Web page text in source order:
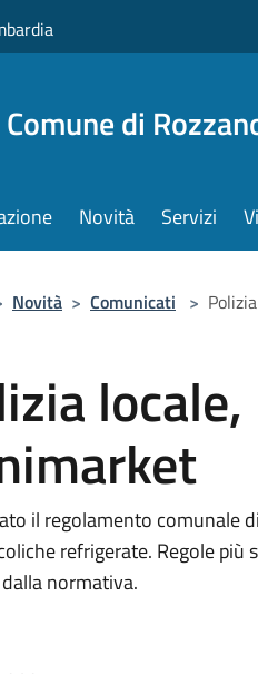
Comune di
Novità Servizi
Novità > Comunicati >
il regolamento comunale
refrigerate. Regole
normativa.